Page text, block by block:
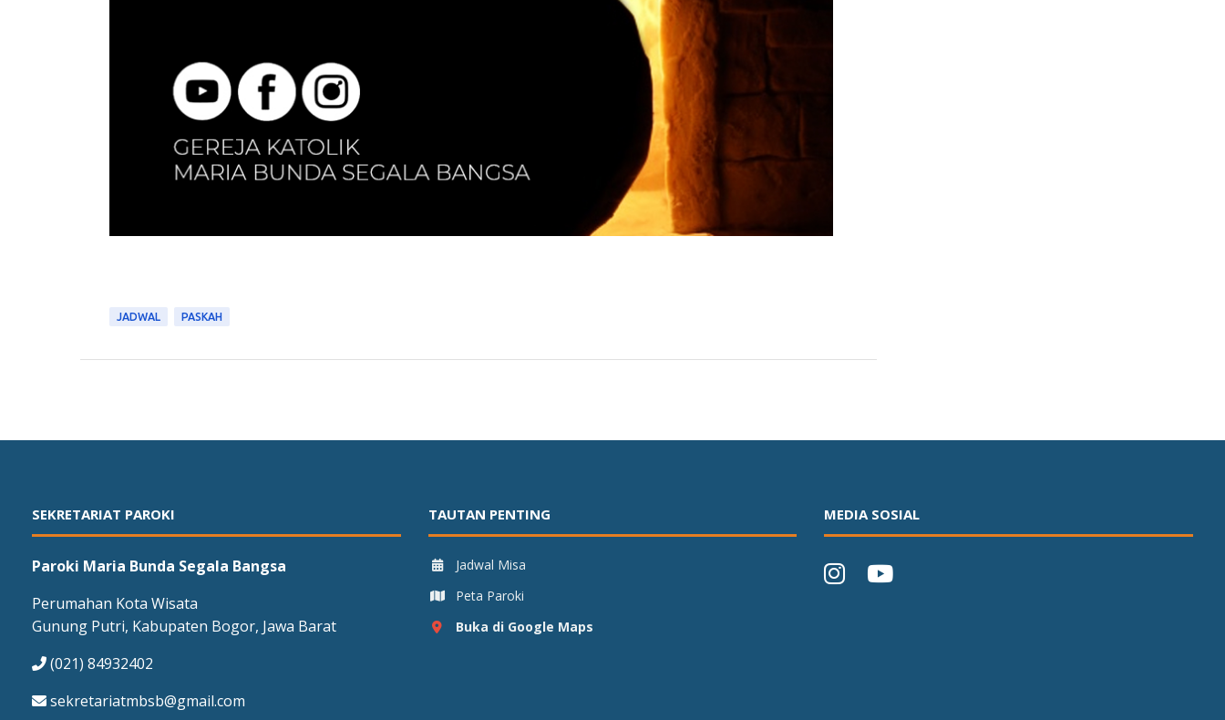
JADWAL PASKAH
SEKRETARIAT PAROKI
Paroki Maria Bunda Segala Bangsa
Perumahan Kota Wisata
Gunung Putri, Kabupaten Bogor, Jawa Barat
(021) 84932402
sekretariatmbsb@gmail.com
TAUTAN PENTING
Jadwal Misa
Peta Paroki
Buka di Google Maps
MEDIA SOSIAL